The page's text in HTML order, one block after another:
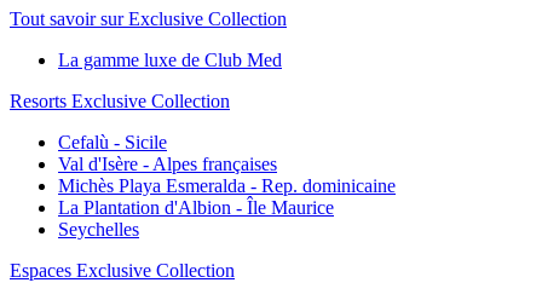
Tout savoir sur Exclusive Collection
La gamme luxe de Club Med
Resorts Exclusive Collection
Cefalù - Sicile
Val d'Isère - Alpes françaises
Michès Playa Esmeralda - Rep. dominicaine
La Plantation d'Albion - Île Maurice
Seychelles
Espaces Exclusive Collection